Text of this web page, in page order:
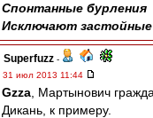
Спонтанные бурления
Исключают застойные
Superfuzz -
31 июл 2013 11:44
Gzza , Мартынович
Дикань, к примеру.